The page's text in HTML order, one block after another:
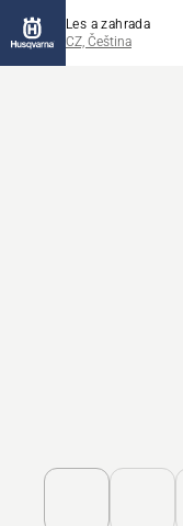
Les a zahrada
CZ, Čeština